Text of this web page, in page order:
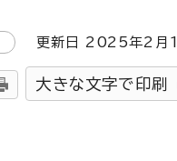
更新日 2025年2月
大きな文字で印刷